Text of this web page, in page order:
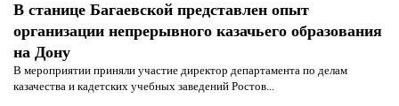
В станице Багаевской представлен опыт
организации непрерывного казачьего образования
на Дону
В мероприятии приняли участие директор департамента по делам
казачества и кадетских учебных заведений Ростов...